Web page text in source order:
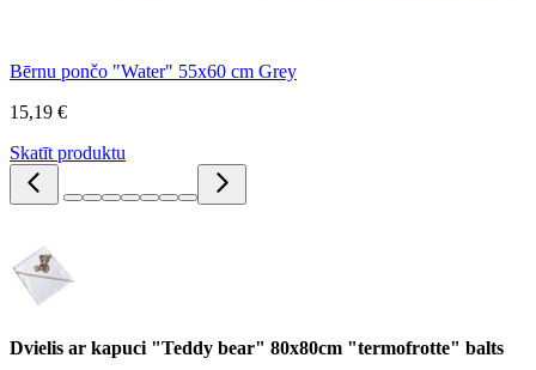
Bērnu pončo "Water" 55x60 cm Grey
15,19 €
Skatīt produktu
Dvielis ar kapuci "Teddy bear" 80x80cm "termofrotte" balts